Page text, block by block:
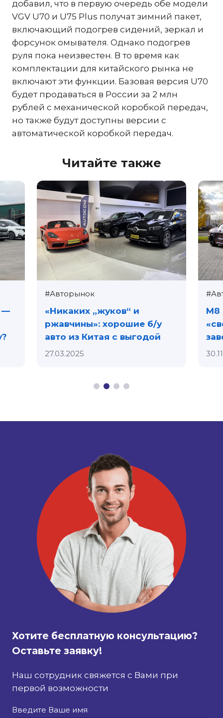
добавил, что в первую очередь обе модели
VGV U70 и U75 Plus получат зимний пакет,
включающий подогрев сидений, зеркал и
форсунок омывателя. Однако подогрев
руля пока неизвестен. В то время как
комплектации для китайского рынка не
включают эти функции. Базовая версия U70
будет продаваться в России за 2 млн
рублей с механической коробкой передач,
но также будут доступны версии с
автоматической коробкой передач.
Читайте также
—
#Авторынок
«Никаких „жуков“ и
ржавчины»: хорошие б/у
авто из Китая с выгодой
27.03.2025
M8
Хотите бесплатную консультацию?
Оставьте заявку!
Наш сотрудник свяжется с Вами при
первой возможности
Введите Ваше имя